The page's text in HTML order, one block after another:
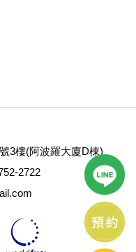
3樓(阿波羅大廈D棟)
2722